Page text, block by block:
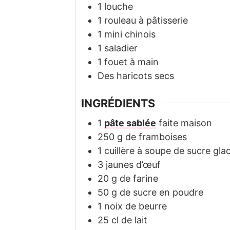
1 louche
1 rouleau à pâtisserie
1 mini chinois
1 saladier
1 fouet à main
Des haricots secs
INGRÉDIENTS
1 pâte sablée faite maison
250 g de framboises
1 cuillère à soupe de sucre
3 jaunes d’œuf
20 g de farine
50 g de sucre en poudre
1 noix de beurre
25 cl de lait